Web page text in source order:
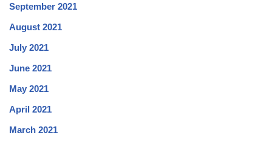
September 2021
August 2021
July 2021
June 2021
May 2021
April 2021
March 2021